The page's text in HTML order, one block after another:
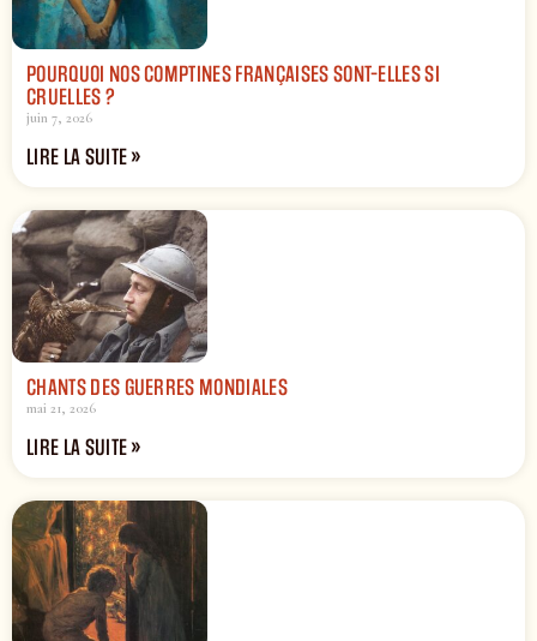
POURQUOI NOS COMPTINES FRANÇAISES SONT-ELLES SI
CRUELLES ?
juin 7, 2026
LIRE LA SUITE »
CHANTS DES GUERRES MONDIALES
mai 21, 2026
LIRE LA SUITE »